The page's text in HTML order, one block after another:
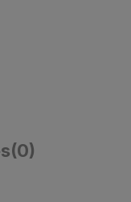
(0)